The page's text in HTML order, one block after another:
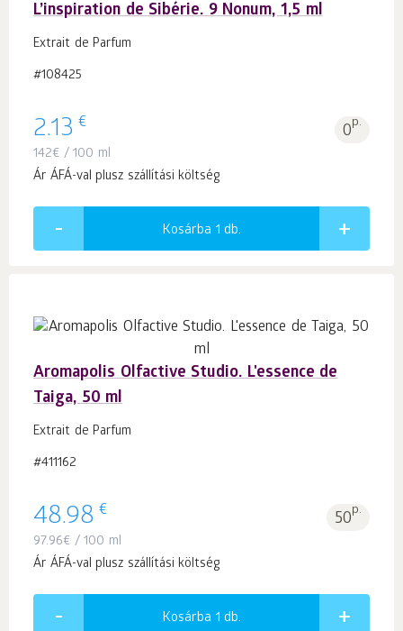
L’inspiration de Sibérie. 9 Nonum, 1,5 ml
Extrait de Parfum
#108425
2.13 € 0p.
142€ / 100 ml
Ár ÁFÁ-val plusz szállítási költség
Kosárba 1 db.
Aromapolis Olfactive Studio. L'essence de
Taiga, 50 ml
Extrait de Parfum
#411162
48.98 € 50p.
97.96€ / 100 ml
Ár ÁFÁ-val plusz szállítási költség
Kosárba 1 db.